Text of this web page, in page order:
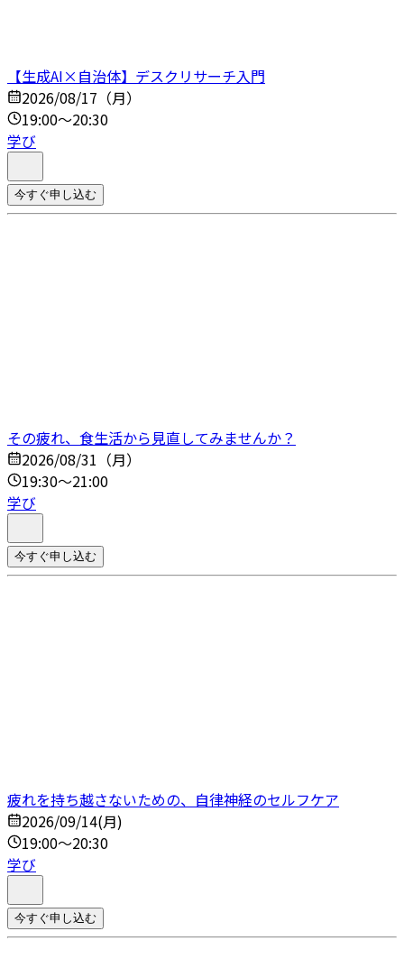
【生成AI×自治体】デスクリサーチ入門
2026/08/17（月）
19:00～20:30
学び
今すぐ申し込む
その疲れ、食生活から見直してみませんか？
2026/08/31（月）
19:30～21:00
学び
今すぐ申し込む
疲れを持ち越さないための、自律神経のセルフケア
2026/09/14(月)
19:00～20:30
学び
今すぐ申し込む